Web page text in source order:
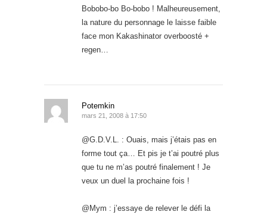
Bobobo-bo Bo-bobo ! Malheureusement,
la nature du personnage le laisse faible
face mon Kakashinator overboosté +
regen…
Potemkin
mars 21, 2008 à 17:50
@G.D.V.L. : Ouais, mais j’étais pas en
forme tout ça… Et pis je t’ai poutré plus
que tu ne m’as poutré finalement ! Je
veux un duel la prochaine fois !
@Mym : j’essaye de relever le défi la